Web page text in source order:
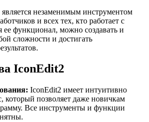
незаменимым инструментом
и всех тех, кто работает с
ее функционал, можно создавать и
сложности и достигать
IconEdit2
IconEdit2 имеет интуитивно
который позволяет даже новичкам
Все инструменты и функции